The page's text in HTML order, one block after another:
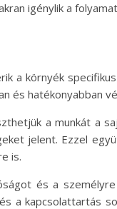
igénylik a
a környék
és hatékonyabban
a munkát a
jelent. Ezzel
is.
és a
a kapcsolattartás